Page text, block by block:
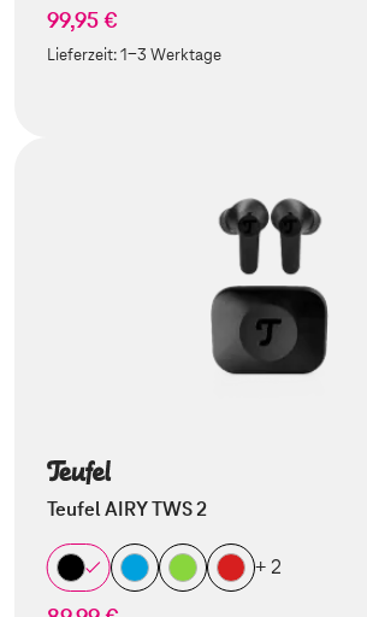
99,95 €
Lieferzeit:1-3 Werktage
Teufel AIRY TWS 2
+ 2